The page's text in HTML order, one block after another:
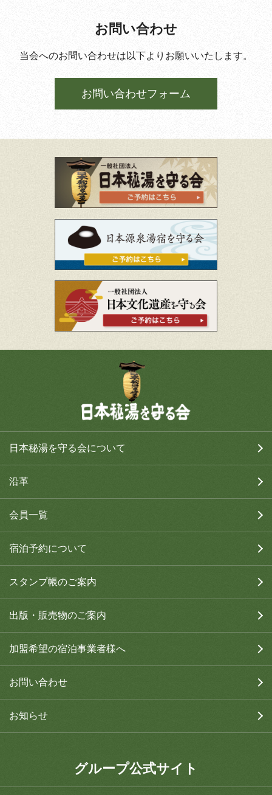
お問い合わせ
当会へのお問い合わせは以下よりお願いいたします。
お問い合わせフォーム
日本秘湯を守る会について
沿革
会員一覧
宿泊予約について
スタンプ帳のご案内
出版・販売物のご案内
加盟希望の宿泊事業者様へ
お問い合わせ
お知らせ
グループ公式サイト